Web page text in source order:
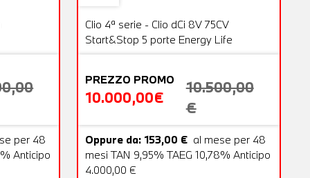
per 48
Anticipo
OFFERTA
Clio 4ª serie - Clio dCi 8V 75CV
Start&Stop 5 porte Energy Life
PREZZO PROMO
10.000,00€
10.500,00
€
Oppure da: 153,00 € al mese per 48
mesi TAN 9,95% TAEG 10,78% Anticipo
4.000,00 €